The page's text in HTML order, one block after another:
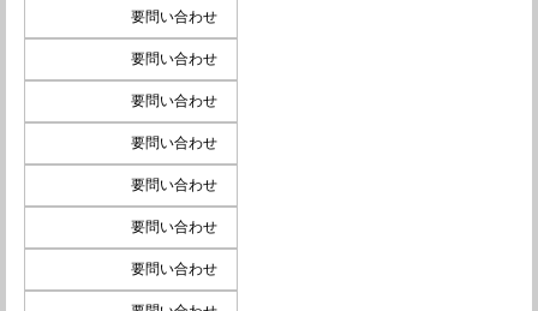
要問い合わせ
要問い合わせ
要問い合わせ
要問い合わせ
要問い合わせ
要問い合わせ
要問い合わせ